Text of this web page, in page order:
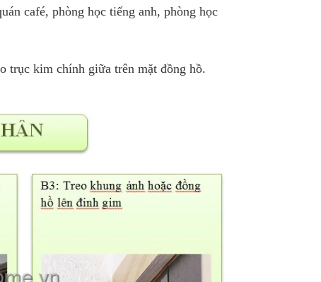
café, phòng học tiếng anh, phòng học
trục kim chính giữa trên mặt đồng hồ.